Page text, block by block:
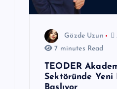
Gözde Uzun
7 minutes Read
TEODER
Sektöründe Yeni